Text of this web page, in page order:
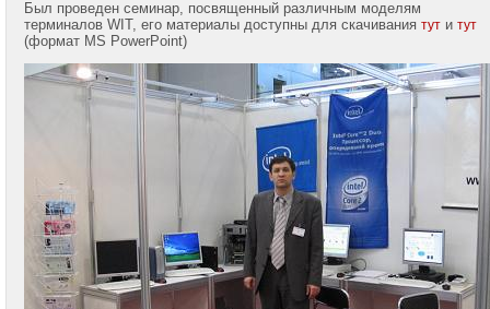
Комен
Mobile:
(985)
768-
8583
Telegram:
768-
8583
WhatsApp:
+7
(985)
768-
8583
Был проведен семинар, посвященный различным моделям
терминалов WIT, его материалы доступны для скачивания тути тут
(формат MS PowerPoint)